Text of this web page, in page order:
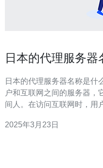
日本的代理服务器
日本的代理服务器名称是什么？ 代理服务器是一种
户和互联网之间的服务器，
间人。在访问互联网时，用
多用途，包括提高访问速度、保
2025年3月23日